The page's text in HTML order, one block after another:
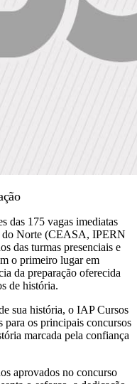
das 175 vagas imediatas
do Norte (CEASA, IPERN
das turmas presenciais e
o primeiro lugar em
da preparação oferecida
de história.
sua história, o IAP Cursos
para os principais concursos
marcada pela confiança
aprovados no concurso